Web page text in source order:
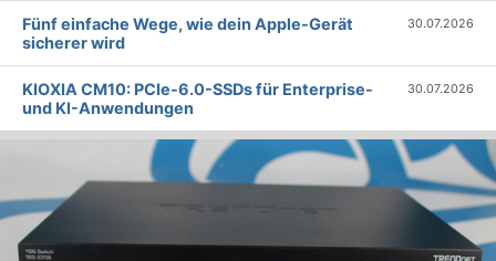
Fünf einfache Wege, wie dein Apple-Gerät
sicherer wird
30.07.2026
KIOXIA CM10: PCIe-6.0-SSDs für Enterprise-
und KI-Anwendungen
30.07.2026